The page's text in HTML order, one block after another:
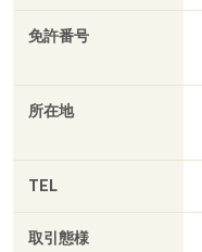
免許番号
所在地
TEL
取引態様